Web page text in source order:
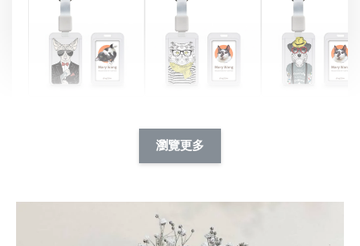
件套(附伸縮卡扣)
CSAA05
NT$ 214
NT$ 225
瀏覽更多